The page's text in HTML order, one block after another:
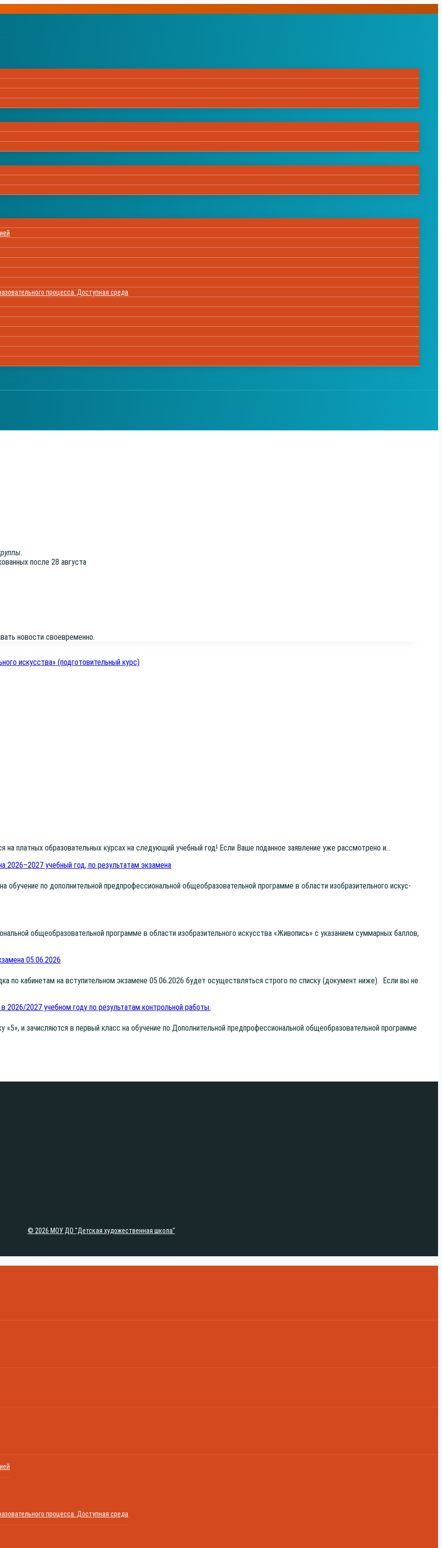
процесса. Доступная среда
после 28 авгу­ста
ново­сти своевременно.
искусства» (подготовительный курс)
плат­ных обра­зо­ва­тель­ных кур­сах на сле­ду­ю­щий учеб­ный год! Если Ваше подан­ное заяв­ле­ние уже рас­смот­ре­но и...
2026–2027 учебный год, по результатам экзамена
обу­че­ние по допол­ни­тель­ной пред­про­фес­си­о­наль­ной обще­об­ра­зо­ва­тель­ной про­грам­ме в обла­сти изоб­ра­зи­тель­но­го искус­
обще­об­ра­зо­ва­тель­ной про­грам­ме в обла­сти изоб­ра­зи­тель­но­го искус­ства «Живо­пись» с ука­за­ни­ем сум­мар­ных бал­лов,
05.06.2026
по каби­не­там на всту­пи­тель­ном экза­мене 05.06.2026 будет осу­ществ­лять­ся стро­го по спис­ку (доку­мент ниже). Если вы не
2026/2027 учебном году по результатам контрольной работы.
«5», и зачис­ля­ют­ся в пер­вый класс на обу­че­ние по Допол­ни­тель­ной пред­про­фес­си­о­наль­ной обще­об­ра­зо­ва­тель­ной про­грам­ме
© 2026 МОУ ДО "Детская художественная школа"
процесса. Доступная среда